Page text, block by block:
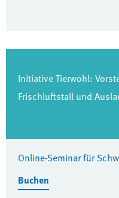
Initiative Tierwohl:
Frischluftstall und
Online-Seminar für
Buchen